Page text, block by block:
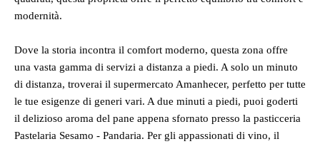
modernità.
Dove la storia incontra il comfort moderno, questa zona offre
una vasta gamma di servizi a distanza a piedi. A solo un minuto
di distanza, troverai il supermercato Amanhecer, perfetto per tutte
le tue esigenze di generi vari. A due minuti a piedi, puoi goderti
il delizioso aroma del pane appena sfornato presso la pasticceria
Pastelaria Sesamo - Pandaria. Per gli appassionati di vino, il